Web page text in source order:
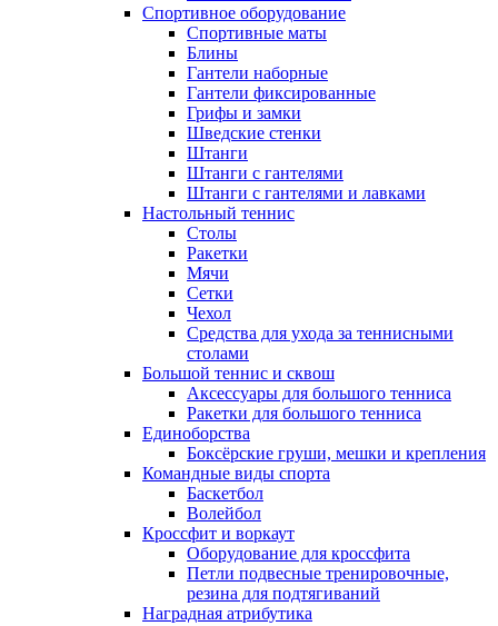
Спортивное оборудование
Спортивные маты
Блины
Гантели наборные
Гантели фиксированные
Грифы и замки
Шведские стенки
Штанги
Штанги с гантелями
Штанги с гантелями и лавками
Настольный теннис
Столы
Ракетки
Мячи
Сетки
Чехол
Средства для ухода за теннисными
столами
Большой теннис и сквош
Аксессуары для большого тенниса
Ракетки для большого тенниса
Единоборства
Боксёрские груши, мешки и крепления
Командные виды спорта
Баскетбол
Волейбол
Кроссфит и воркаут
Оборудование для кроссфита
Петли подвесные тренировочные,
резина для подтягиваний
Наградная атрибутика